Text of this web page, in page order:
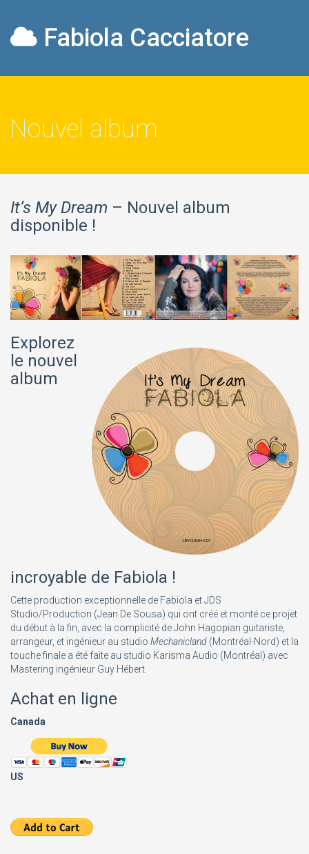
Fabiola Cacciatore
Nouvel album
It’s My Dream – Nouvel album
disponible !
Explorez
le nouvel
album
incroyable de Fabiola !
Cette production exceptionnelle de Fabiola et JDS
Studio/Production (Jean De Sousa) qui ont créé et monté ce projet
du début à la fin, avec la complicité de John Hagopian guitariste,
arrangeur, et ingénieur au studio Mechanicland (Montréal-Nord) et la
touche finale a été faite au studio Karisma Audio (Montréal) avec
Mastering ingénieur Guy Hébert.
Achat en ligne
Canada
US